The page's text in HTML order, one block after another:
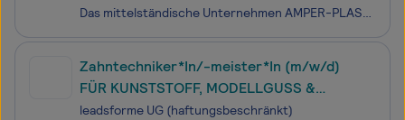
Das mittelständische Unternehmen AMPER-PLASTIK R. Dittrich GmbH & Co. KG steht seit über 60 Jahren für hochwertige, technisch anspruchsvolle Kunststoffprodukte und Spritzgussformen. An unserem Standort im Großraum München bedienen wir komplexe und herausfordernde Kundenwünsche einer Vielzahl namhaft
Zahntechniker*In/-meister*In (m/w/d)
FÜR KUNSTSTOFF, MODELLGUSS &
KOMBIARBEITEN - Job in Münster
leadsforme UG (haftungsbeschränkt)